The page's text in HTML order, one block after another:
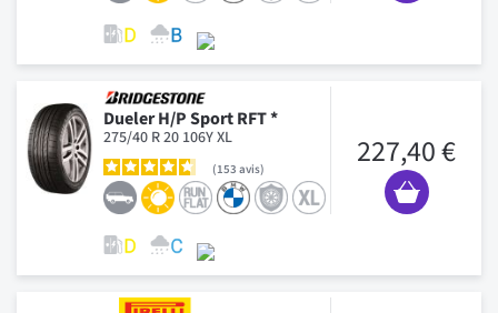
Dueler H/P Sport RFT *
275/40 R 20 106Y XL
153 avis 227,40 €